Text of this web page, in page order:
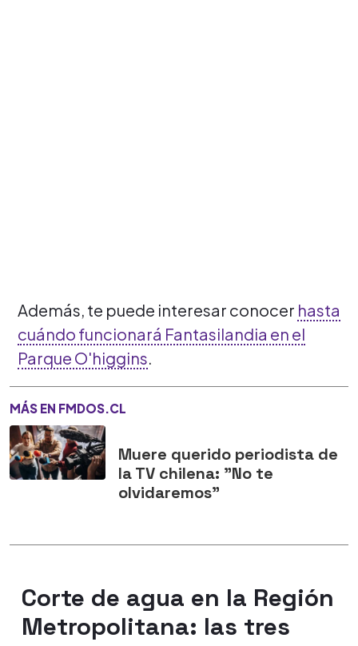
Además, te puede interesar conocer hasta
cuándo funcionará Fantasilandia en el
Parque O'higgins.
MÁS EN FMDOS.CL
Muere querido periodista de
la TV chilena: "No te
olvidaremos"
Corte de agua en la Región
Metropolitana: las tres